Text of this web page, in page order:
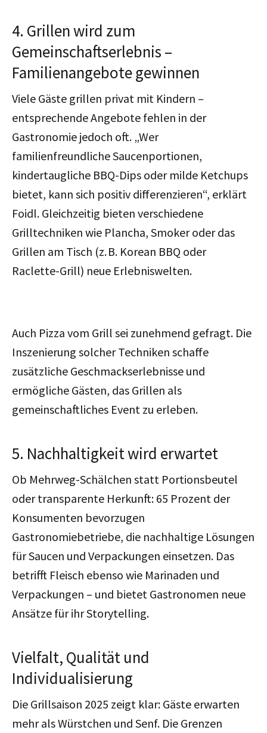
4. Grillen wird zum
Gemeinschaftserlebnis –
Familienangebote gewinnen
Viele Gäste grillen privat mit Kindern –
entsprechende Angebote fehlen in der
Gastronomie jedoch oft. „Wer
familienfreundliche Saucenportionen,
kindertaugliche BBQ-Dips oder milde Ketchups
bietet, kann sich positiv differenzieren“, erklärt
Foidl. Gleichzeitig bieten verschiedene
Grilltechniken wie Plancha, Smoker oder das
Grillen am Tisch (z. B. Korean BBQ oder
Raclette-Grill) neue Erlebniswelten.
Auch Pizza vom Grill sei zunehmend gefragt. Die
Inszenierung solcher Techniken schaffe
zusätzliche Geschmackserlebnisse und
ermögliche Gästen, das Grillen als
gemeinschaftliches Event zu erleben.
5. Nachhaltigkeit wird erwartet
Ob Mehrweg-Schälchen statt Portionsbeutel
oder transparente Herkunft: 65 Prozent der
Konsumenten bevorzugen
Gastronomiebetriebe, die nachhaltige Lösungen
für Saucen und Verpackungen einsetzen. Das
betrifft Fleisch ebenso wie Marinaden und
Verpackungen – und bietet Gastronomen neue
Ansätze für ihr Storytelling.
Vielfalt, Qualität und
Individualisierung
Die Grillsaison 2025 zeigt klar: Gäste erwarten
mehr als Würstchen und Senf. Die Grenzen